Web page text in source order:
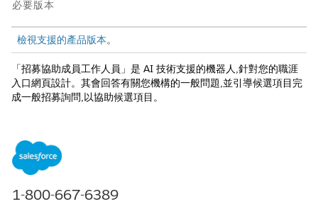
必要版本
檢視支援的產品版本。
「招募協助成員工作人員」是 AI 技術支援的機器人,針對您的職涯
入口網頁設計。其會回答有關您機構的一般問題,並引導候選項目完
成一般招募詢問,以協助候選項目。
取得增強型產生 (RAG):工作人員會直接從您機構的非結構化文
件 (例如原則手冊、常見問題文件和任務陳述式) 取得資訊,以回
答候選項目常見問題。您透過 Agentforce 資料庫將這些文件提
供給工作人員。此流程會確保工作人員的回答以您特定的已批准
1-800-667-6389